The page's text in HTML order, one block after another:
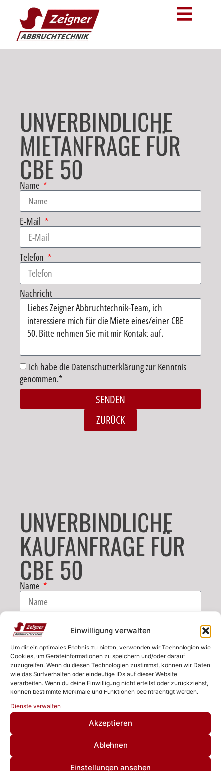
Einwilligung verwalten
Um dir ein optimales Erlebnis zu bieten, verwenden wir Technologien wie
Cookies, um Geräteinformationen zu speichern und/oder darauf
zuzugreifen. Wenn du diesen Technologien zustimmst, können wir Daten
wie das Surfverhalten oder eindeutige IDs auf dieser Website
verarbeiten. Wenn du deine Einwilligung nicht erteilst oder zurückziehst,
können bestimmte Merkmale und Funktionen beeinträchtigt werden.
Dienste verwalten
Akzeptieren
Ablehnen
Einstellungen ansehen
UNVERBINDLICHE
MIETANFRAGE FÜR
CBE 50
Name
E-Mail
Telefon
Nachricht
Ich habe die Datenschutzerklärung zur Kenntnis
genommen.*
SENDEN
ZURÜCK
UNVERBINDLICHE
KAUFANFRAGE FÜR
CBE 50
Name
E-Mail
Telefon
Nachricht
Ich habe die Datenschutzerklärung zur Kenntnis
Rufen Sie uns an!